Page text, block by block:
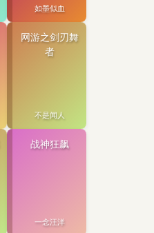
如墨似血
网游之剑刃舞
者
不是闻人
战神狂飙
一念汪洋